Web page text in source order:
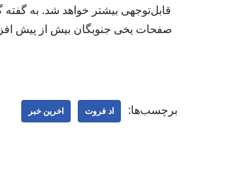
صفحات یخی جنوبگان بیش از پیش
برچسب‌ها: اد فروت اخرین خبر